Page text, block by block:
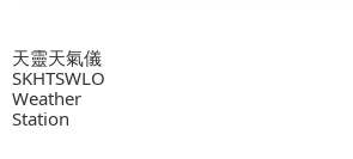
天靈天氣儀
SKHTSWLO
Weather
Station